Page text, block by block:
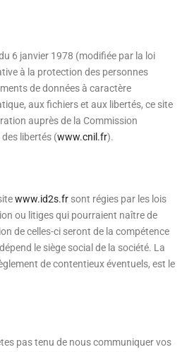
6 janvier 1978 (modifiée par la loi
à la protection des personnes
de données à caractère
aux fichiers et aux libertés, ce site
auprès de la Commission
libertés (www.cnil.fr).
www.id2s.fr sont régies par les lois
ou litiges qui pourraient naître de
de celles-ci seront de la compétence
le siège social de la société. La
de contentieux éventuels, est le
pas tenu de nous communiquer vos